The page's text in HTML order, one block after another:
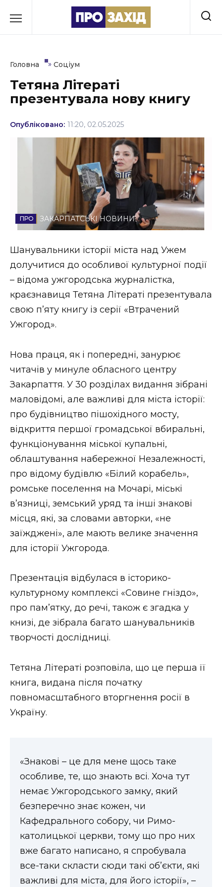
до
Культура
Освіта
Політика
Стиль життя
Втрачений Ужгород
Втрачений Ужгород (відеоверсія)
ЗАКАРПАТСЬКІ НОВИНИ
НОВИНИ ЗАХІДНОЇ УКРАЇНИ
ФОТО
ВІДЕО
Головна » Соціум
Тетяна Літераті
презентувала нову книгу
Опубліковано: 11:20, 02.05.2025
ЗАКАРПАТСЬКІ НОВИНИ
Шанувальники історії міста над Ужем
долучитися до особливої культурної події
– відома ужгородська журналістка,
краєзнавиця Тетяна Літераті презентувала
свою п’яту книгу із серії «Втрачений
Ужгород».
Нова праця, як і попередні, занурює
читачів у минуле обласного центру
Закарпаття. У 30 розділах видання зібрані
маловідомі, але важливі для міста історії:
про будівництво пішохідного мосту,
відкриття першої громадської вбиральні,
функціонування міської купальні,
облаштування набережної Незалежності,
про відому будівлю «Білий корабель»,
ромське поселення на Мочарі, міські
в’язниці, земський уряд та інші знакові
місця, які, за словами авторки, «не
заїжджені», але мають велике значення
для історії Ужгорода.
Презентація відбулася в історико-
культурному комплексі «Совине гніздо»,
про пам’ятку, до речі, також є згадка у
книзі, де зібрала багато шанувальників
творчості дослідниці.
Тетяна Літераті розповіла, що це перша її
книга, видана після початку
повномасштабного вторгнення росії в
Україну.
«Знакові – це для мене щось таке
особливе, те, що знають всі. Хоча тут
немає Ужгородського замку, який
безперечно знає кожен, чи
Кафедрального собору, чи Римо-
католицької церкви, тому що про них
вже багато написано, я спробувала
все-таки скласти сюди такі об’єкти, які
важливі для міста, для його історії», –